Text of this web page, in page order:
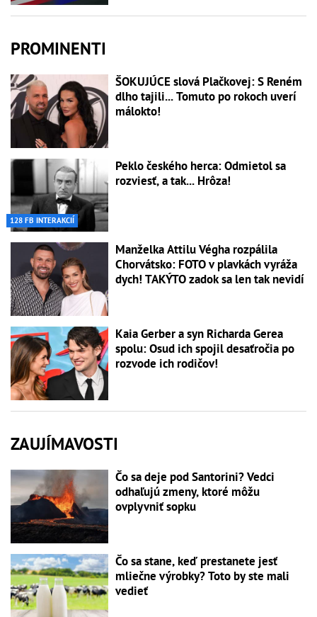
PROMINENTI
ŠOKUJÚCE slová Plačkovej: S Reném
dlho tajili... Tomuto po rokoch uverí
málokto!
128 FB INTERAKCIÍ
Peklo českého herca: Odmietol sa
rozviesť, a tak... Hrôza!
Manželka Attilu Végha rozpálila
Chorvátsko: FOTO v plavkách vyráža
dych! TAKÝTO zadok sa len tak nevidí
Kaia Gerber a syn Richarda Gerea
spolu: Osud ich spojil desaťročia po
rozvode ich rodičov!
ZAUJÍMAVOSTI
Čo sa deje pod Santorini? Vedci
odhaľujú zmeny, ktoré môžu
ovplyvniť sopku
Čo sa stane, keď prestanete jesť
mliečne výrobky? Toto by ste mali
vedieť